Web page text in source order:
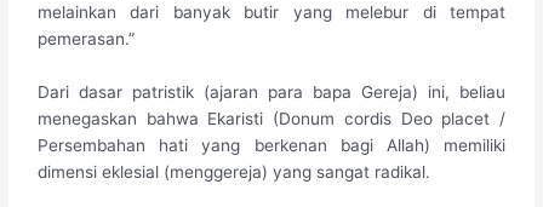
melainkan dari banyak butir yang melebur di tempat
pemerasan.”
Dari dasar patristik (ajaran para bapa Gereja) ini, beliau
menegaskan bahwa Ekaristi (Donum cordis Deo placet /
Persembahan hati yang berkenan bagi Allah) memiliki
dimensi eklesial (menggereja) yang sangat radikal.